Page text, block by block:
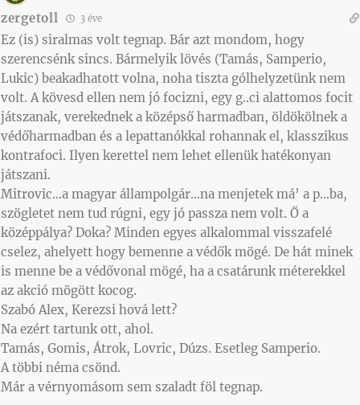
zergetoll 3 éve
Ez (is) siralmas volt tegnap. Bár azt mondom, hogy
szerencsénk sincs. Bármelyik lövés (Tamás, Samperio,
Lukic) beakadhatott volna, noha tiszta gólhelyzetünk nem
volt. A kövesd ellen nem jó focizni, egy g..ci alattomos focit
játszanak, verekednek a középső harmadban, öldökölnek a
védőharmadban és a lepattanókkal rohannak el, klasszikus
kontrafoci. Ilyen kerettel nem lehet ellenük hatékonyan
játszani.
Mitrovic…a magyar állampolgár…na menjetek má’ a p…ba,
szögletet nem tud rúgni, egy jó passza nem volt. Ő a
középpálya? Doka? Minden egyes alkalommal visszafelé
cselez, ahelyett hogy bemenne a védők mögé. De hát minek
is menne be a védővonal mögé, ha a csatárunk méterekkel
az akció mögött kocog.
Szabó Alex, Kerezsi hová lett?
Na ezért tartunk ott, ahol.
Tamás, Gomis, Átrok, Lovric, Dúzs. Esetleg Samperio.
A többi néma csönd.
Már a vérnyomásom sem szaladt föl tegnap.